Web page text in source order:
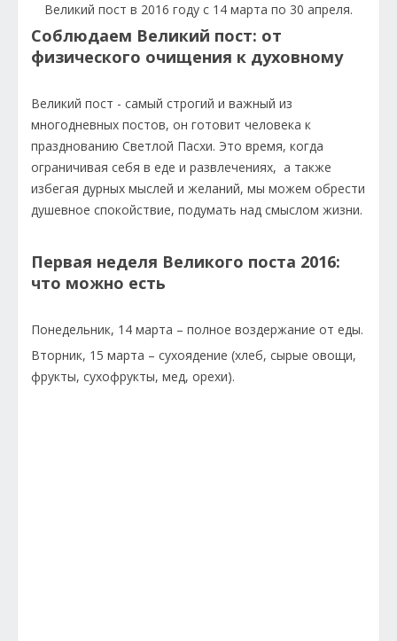
Великий пост в 2016 году с 14 марта по 30 апреля.
Соблюдаем Великий пост: от
физического очищения к духовному
Великий пост - самый строгий и важный из
многодневных постов, он готовит человека к
празднованию Светлой Пасхи. Это время, когда
ограничивая себя в еде и развлечениях, а также
избегая дурных мыслей и желаний, мы можем обрести
душевное спокойствие, подумать над смыслом жизни.
Первая неделя Великого поста 2016:
что можно есть
Понедельник, 14 марта – полное воздержание от еды.
Вторник, 15 марта – сухоядение (хлеб, сырые овощи,
фрукты, сухофрукты, мед, орехи).